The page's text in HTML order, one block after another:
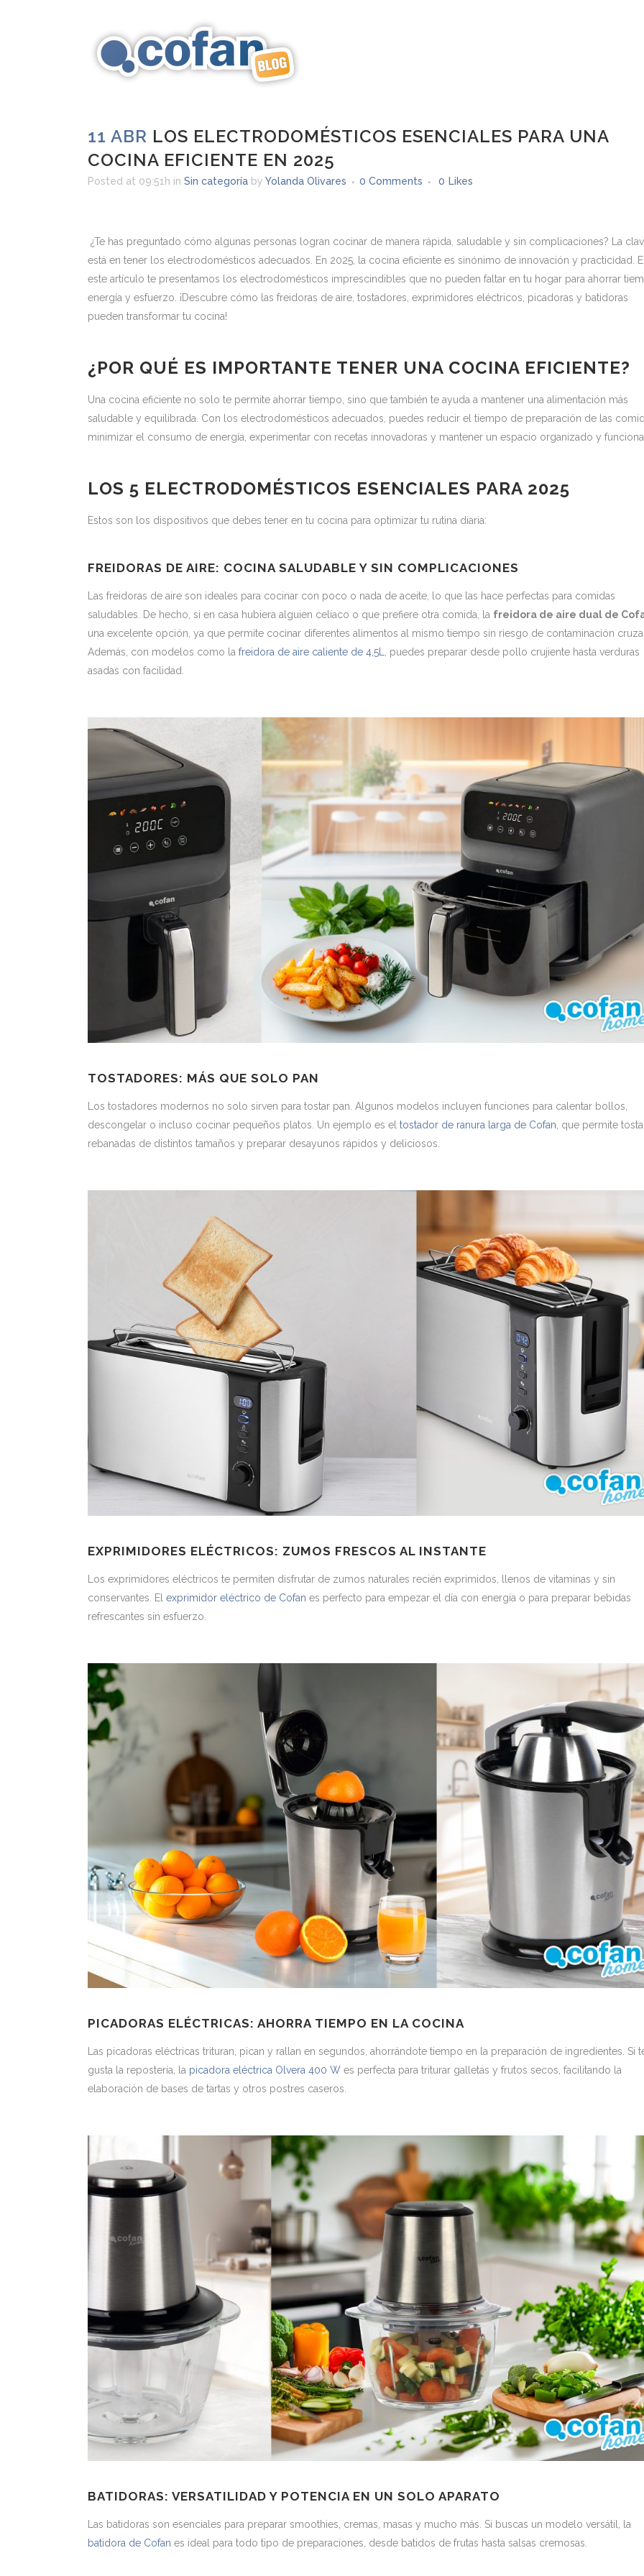
11 ABR LOS ELECTRODOMÉSTICOS ESENCIALES PARA UNA
COCINA EFICIENTE EN 2025
Posted at 09:51h in Sin categoría by Yolanda Olivares 0 Comments 0 Likes
¿Te has preguntado cómo algunas personas logran cocinar de manera rápida, saludable y sin complicaciones? La
está en tener los electrodomésticos adecuados. En 2025, la cocina eficiente es sinónimo de innovación y practicidad.
este artículo te presentamos los electrodomésticos imprescindibles que no pueden faltar en tu hogar para ahorrar
energía y esfuerzo. ¡Descubre cómo las freidoras de aire, tostadores, exprimidores eléctricos, picadoras y batidoras
pueden transformar tu cocina!
¿POR QUÉ ES IMPORTANTE TENER UNA COCINA EFICIENTE?
Una cocina eficiente no solo te permite ahorrar tiempo, sino que también te ayuda a mantener una alimentación más
saludable y equilibrada. Con los electrodomésticos adecuados, puedes reducir el tiempo de preparación de las
minimizar el consumo de energía, experimentar con recetas innovadoras y mantener un espacio organizado y
LOS 5 ELECTRODOMÉSTICOS ESENCIALES PARA 2025
Estos son los dispositivos que debes tener en tu cocina para optimizar tu rutina diaria:
FREIDORAS DE AIRE: COCINA SALUDABLE Y SIN COMPLICACIONES
Las freidoras de aire son ideales para cocinar con poco o nada de aceite, lo que las hace perfectas para comidas
saludables. De hecho, si en casa hubiera alguien celíaco o que prefiere otra comida, la freidora de aire dual de
una excelente opción, ya que permite cocinar diferentes alimentos al mismo tiempo sin riesgo de contaminación
Además, con modelos como la freidora de aire caliente de 4,5L
, puedes preparar desde pollo crujiente hasta verduras
asadas con facilidad.
TOSTADORES: MÁS QUE SOLO PAN
Los tostadores modernos no solo sirven para tostar pan. Algunos modelos incluyen funciones para calentar bollos,
descongelar o incluso cocinar pequeños platos. Un ejemplo es el tostador de ranura larga de Cofan , que permite
rebanadas de distintos tamaños y preparar desayunos rápidos y deliciosos.
EXPRIMIDORES ELÉCTRICOS: ZUMOS FRESCOS AL INSTANTE
Los exprimidores eléctricos te permiten disfrutar de zumos naturales recién exprimidos, llenos de vitaminas y sin
conservantes. El exprimidor eléctrico de Cofan es perfecto para empezar el día con energía o para preparar bebidas
refrescantes sin esfuerzo.
PICADORAS ELÉCTRICAS: AHORRA TIEMPO EN LA COCINA
Las picadoras eléctricas trituran, pican y rallan en segundos, ahorrándote tiempo en la preparación de ingredientes. Si
gusta la repostería, la picadora eléctrica Olvera 400 W es perfecta para triturar galletas y frutos secos, facilitando la
elaboración de bases de tartas y otros postres caseros.
BATIDORAS: VERSATILIDAD Y POTENCIA EN UN SOLO APARATO
Las batidoras son esenciales para preparar smoothies, cremas, masas y mucho más. Si buscas un modelo versátil, la
batidora de Cofan es ideal para todo tipo de preparaciones, desde batidos de frutas hasta salsas cremosas.